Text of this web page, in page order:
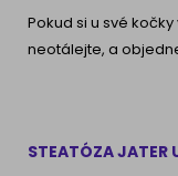
Pokud si u své
neotálejte, a
STEATÓZA JATER